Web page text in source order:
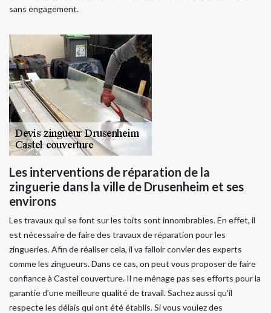
sans engagement.
Les interventions de réparation de la
zinguerie dans la ville de Drusenheim et ses
environs
Les travaux qui se font sur les toits sont innombrables. En effet, il
est nécessaire de faire des travaux de réparation pour les
zingueries. Afin de réaliser cela, il va falloir convier des experts
comme les zingueurs. Dans ce cas, on peut vous proposer de faire
confiance à Castel couverture. Il ne ménage pas ses efforts pour la
garantie d'une meilleure qualité de travail. Sachez aussi qu'il
respecte les délais qui ont été établis. Si vous voulez des